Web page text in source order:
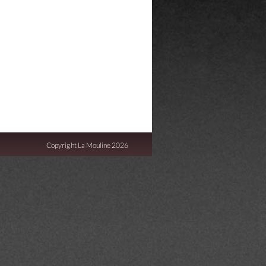
Copyright La Mouline 2026